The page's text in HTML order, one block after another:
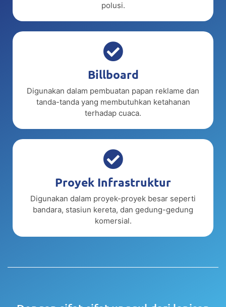
polusi.
Billboard
Digunakan dalam pembuatan papan reklame dan
tanda-tanda yang membutuhkan ketahanan
terhadap cuaca.
Proyek Infrastruktur
Digunakan dalam proyek-proyek besar seperti
bandara, stasiun kereta, dan gedung-gedung
komersial.